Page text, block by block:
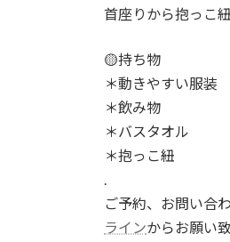
首座りから抱っこ
🟡持ち物
＊動きやすい服装
＊飲み物
＊バスタオル
＊抱っこ紐
.
ご予約、お問い合
ラインからお願い